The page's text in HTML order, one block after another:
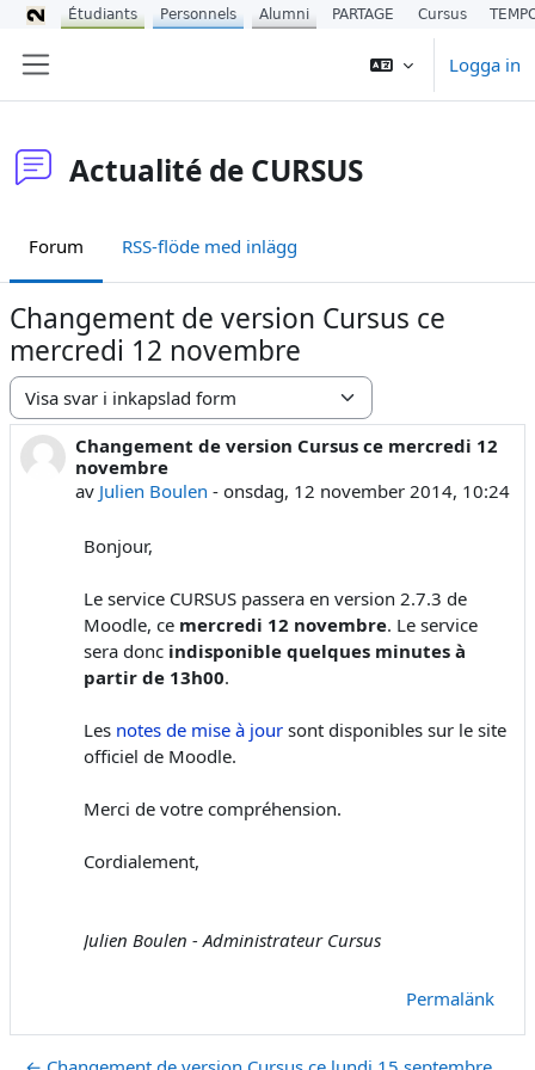
Logga in
Actualité de CURSUS
Forum RSS-flöde med inlägg
Changement de version Cursus ce
mercredi 12 novembre
Visningsläge
Changement de version Cursus ce mercredi 12
novembre
av Julien Boulen - onsdag, 12 november 2014, 10:24
Antal svar: 0
Bonjour,
Le service CURSUS passera en version 2.7.3 de
Moodle, ce mercredi 12 novembre. Le service
sera donc indisponible quelques minutes à
partir de 13h00.
Les notes de mise à jour sont disponibles sur le site
officiel de Moodle.
Merci de votre compréhension.
Cordialement,
Julien Boulen - Administrateur Cursus
Permalänk
Étudiants Personnels Alumni PARTAGE Cursus